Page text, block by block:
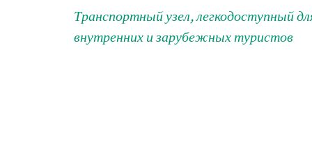
Транспортный узел, легкодоступный
внутренних и зарубежных туристов